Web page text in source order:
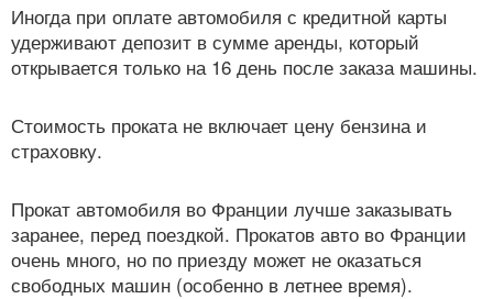
Иногда при оплате автомобиля с кредитной карты
удерживают депозит в сумме аренды, который
открывается только на 16 день после заказа машины.
Стоимость проката не включает цену бензина и
страховку.
Прокат автомобиля во Франции лучше заказывать
заранее, перед поездкой. Прокатов авто во Франции
очень много, но по приезду может не оказаться
свободных машин (особенно в летнее время).